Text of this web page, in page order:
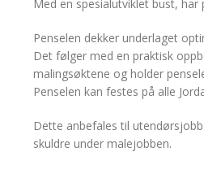
Med en spesialutviklet bust,
Penselen dekker underlaget
Det følger med en praktisk
malingsøktene og holder
Penselen kan festes på alle
Dette anbefales til
skuldre under malejobben.